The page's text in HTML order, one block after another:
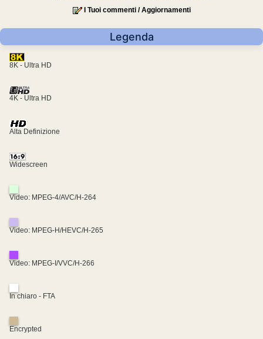
I Tuoi commenti / Aggiornamenti
Legenda
8K - Ultra HD
4K - Ultra HD
Alta Definizione
Widescreen
Video: MPEG-4/AVC/H-264
Video: MPEG-H/HEVC/H-265
Video: MPEG-I/VVC/H-266
In chiaro - FTA
Encrypted